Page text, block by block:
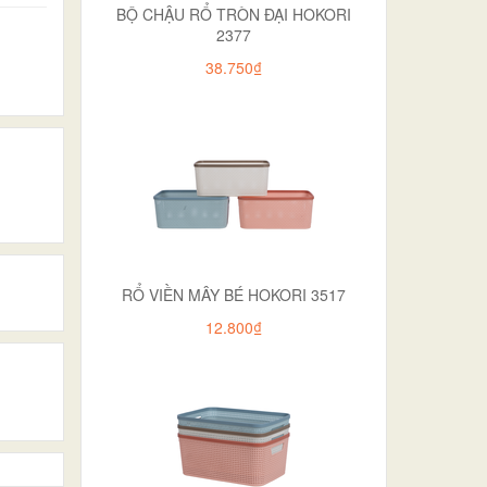
BỘ CHẬU RỔ TRÒN ĐẠI HOKORI
2377
38.750₫
RỔ VIỀN MÂY BÉ HOKORI 3517
12.800₫